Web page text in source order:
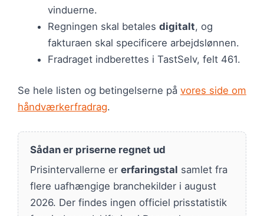
vinduerne.
Regningen skal betales digitalt, og
fakturaen skal specificere arbejdslønnen.
Fradraget indberettes i TastSelv, felt 461.
Se hele listen og betingelserne på vores side om
håndværkerfradrag.
Sådan er priserne regnet ud
Prisintervallerne er erfaringstal samlet fra
flere uafhængige branchekilder i august
2026. Der findes ingen officiel prisstatistik